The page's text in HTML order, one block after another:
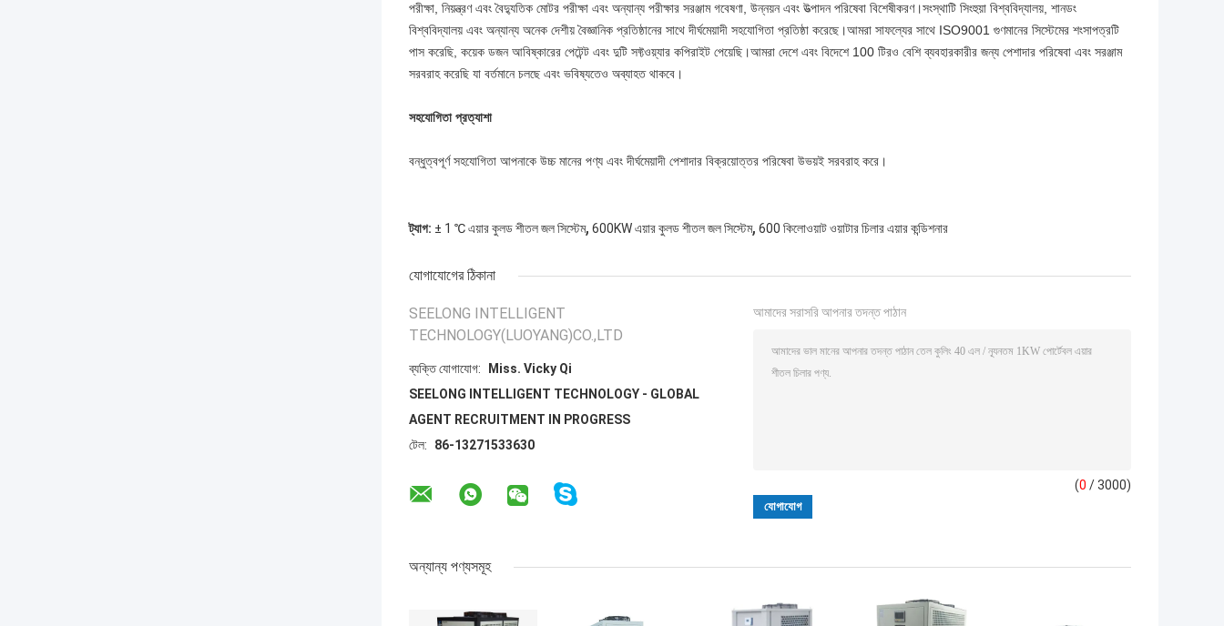
পরীক্ষা, নিয়ন্ত্রণ এবং বৈদ্যুতিক মোটর পরীক্ষা এবং অন্যান্য পরীক্ষার সরঞ্জাম গবেষণা, উন্নয়ন এবং উত্পাদন পরিষেবা বিশেষীকরণ।সংস্থাটি সিংহুয়া বিশ্ববিদ্যালয়, শানডং
বিশ্ববিদ্যালয় এবং অন্যান্য অনেক দেশীয় বৈজ্ঞানিক প্রতিষ্ঠানের সাথে দীর্ঘমেয়াদী সহযোগিতা প্রতিষ্ঠা করেছে।আমরা সাফল্যের সাথে ISO9001 গুণমানের সিস্টেমের শংসাপত্রটি
পাস করেছি, কয়েক ডজন আবিষ্কারের পেটেন্ট এবং দুটি সফ্টওয়্যার কপিরাইট পেয়েছি।আমরা দেশে এবং বিদেশে 100 টিরও বেশি ব্যবহারকারীর জন্য পেশাদার পরিষেবা এবং সরঞ্জাম
সরবরাহ করেছি যা বর্তমানে চলছে এবং ভবিষ্যতেও অব্যাহত থাকবে।
সহযোগিতা প্রত্যাশা
বন্ধুত্বপূর্ণ সহযোগিতা আপনাকে উচ্চ মানের পণ্য এবং দীর্ঘমেয়াদী পেশাদার বিক্রয়োত্তর পরিষেবা উভয়ই সরবরাহ করে।
ট্যাগ: ± 1 ℃ এয়ার কুলড শীতল জল সিস্টেম, 600KW এয়ার কুলড শীতল জল সিস্টেম, 600 কিলোওয়াট ওয়াটার চিলার এয়ার কন্ডিশনার
যোগাযোগের ঠিকানা
SEELONG INTELLIGENT
TECHNOLOGY(LUOYANG)CO.,LTD
ব্যক্তি যোগাযোগ:
Miss. Vicky Qi
SEELONG INTELLIGENT TECHNOLOGY - GLOBAL
AGENT RECRUITMENT IN PROGRESS
টেল:
86-13271533630
আমাদের সরাসরি আপনার তদন্ত পাঠান
(0 / 3000)
অন্যান্য পণ্যসমূহ